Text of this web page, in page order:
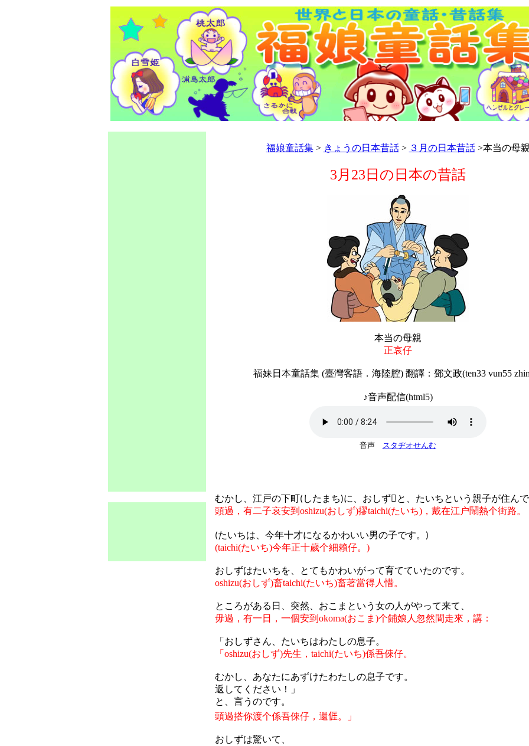
福娘童話集> きょうの日本昔話> ３月の日本昔話>本当の母親
3月23日の日本の昔話
本当の母親
正哀仔
福妹日本童話集 (臺灣客語．海陸腔) 翻譯：鄧文政(ten33 vun55
♪音声配信(html5)
音声 スタヂオせんむ
むかし、江戸の下町( したまち)に、おしず と、たいちという親子が住んで
頭過，有二子哀安到 oshizu(おしず)摎taichi(たいち) ，戴在江户鬧熱个街路。
(たいちは、今年十才になるかわいい男の子です。 )
(taichi(たいち)今年正十歲个細賴仔。 )
おしずはたいちを、とてもかわいがって育てていたのです。
oshizu(おしず)畜taichi(たいち)畜著當得人惜。
ところがある日、突然、おこまという女の人がやって来て、
毋過，有一日，一個安到 okoma(おこま )个餔娘人忽然間走來，講：
「 おしずさん たいちはわたしの息子。
「 oshizu(おしず)先生， taichi(たいち)係吾倈仔。
むかし あなたにあずけたわたしの息子です。
返してください！」
と、言うのです。
頭過搭你渡个係吾倈仔，還𠊎。 」
おしずは驚いて、